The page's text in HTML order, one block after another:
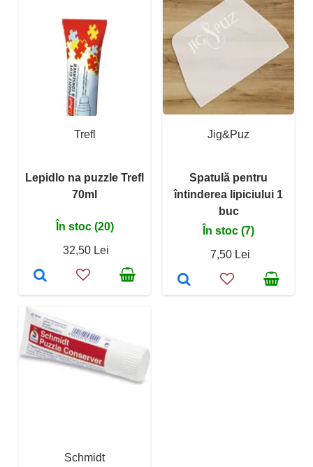
Trefl
Lepidlo na puzzle Trefl
70ml
În stoc (20)
32,50 Lei
Jig&Puz
Spatulă pentru
întinderea lipiciului 1
buc
În stoc (7)
7,50 Lei
Schmidt